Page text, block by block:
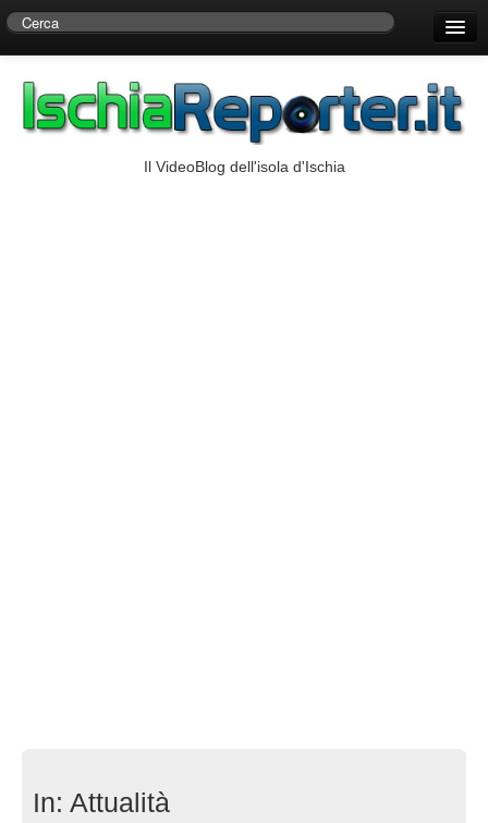
Centro di Ricerche Storiche D’Ambra
Il VideoBlog dell'isola d'Ischia
In: Attualità